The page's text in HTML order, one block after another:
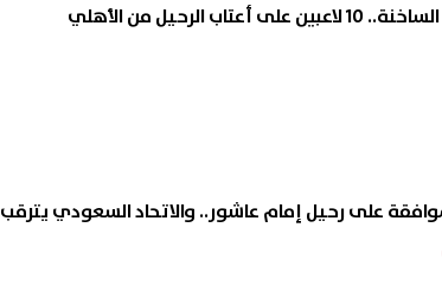
الرحيل من الأهلي
على رحيل إمام عاشور.. والاتحاد السعودي يترقب